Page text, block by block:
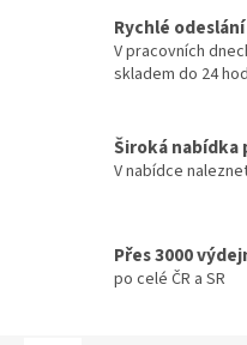
Rychlé odeslání
V pracovních
skladem do 24
Široká nabídka
V nabídce
Přes 3000
po celé ČR a SR